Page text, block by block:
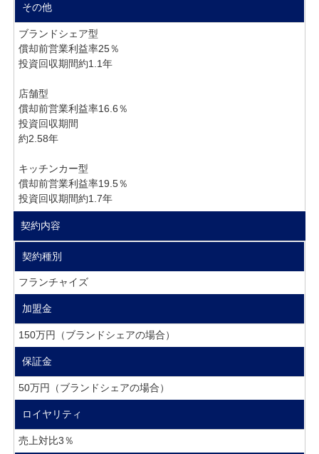
その他
ブランドシェア型
償却前営業利益率25％
投資回収期間約1.1年
店舗型
償却前営業利益率16.6％
投資回収期間
約2.58年
キッチンカー型
償却前営業利益率19.5％
投資回収期間約1.7年
契約内容
契約種別
フランチャイズ
加盟金
150万円（ブランドシェアの場合）
保証金
50万円（ブランドシェアの場合）
ロイヤリティ
売上対比3％